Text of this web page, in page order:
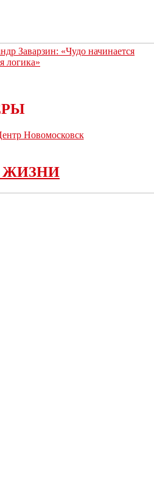
Заварзин: «Чудо начинается
логика»
ЖИЗНИ